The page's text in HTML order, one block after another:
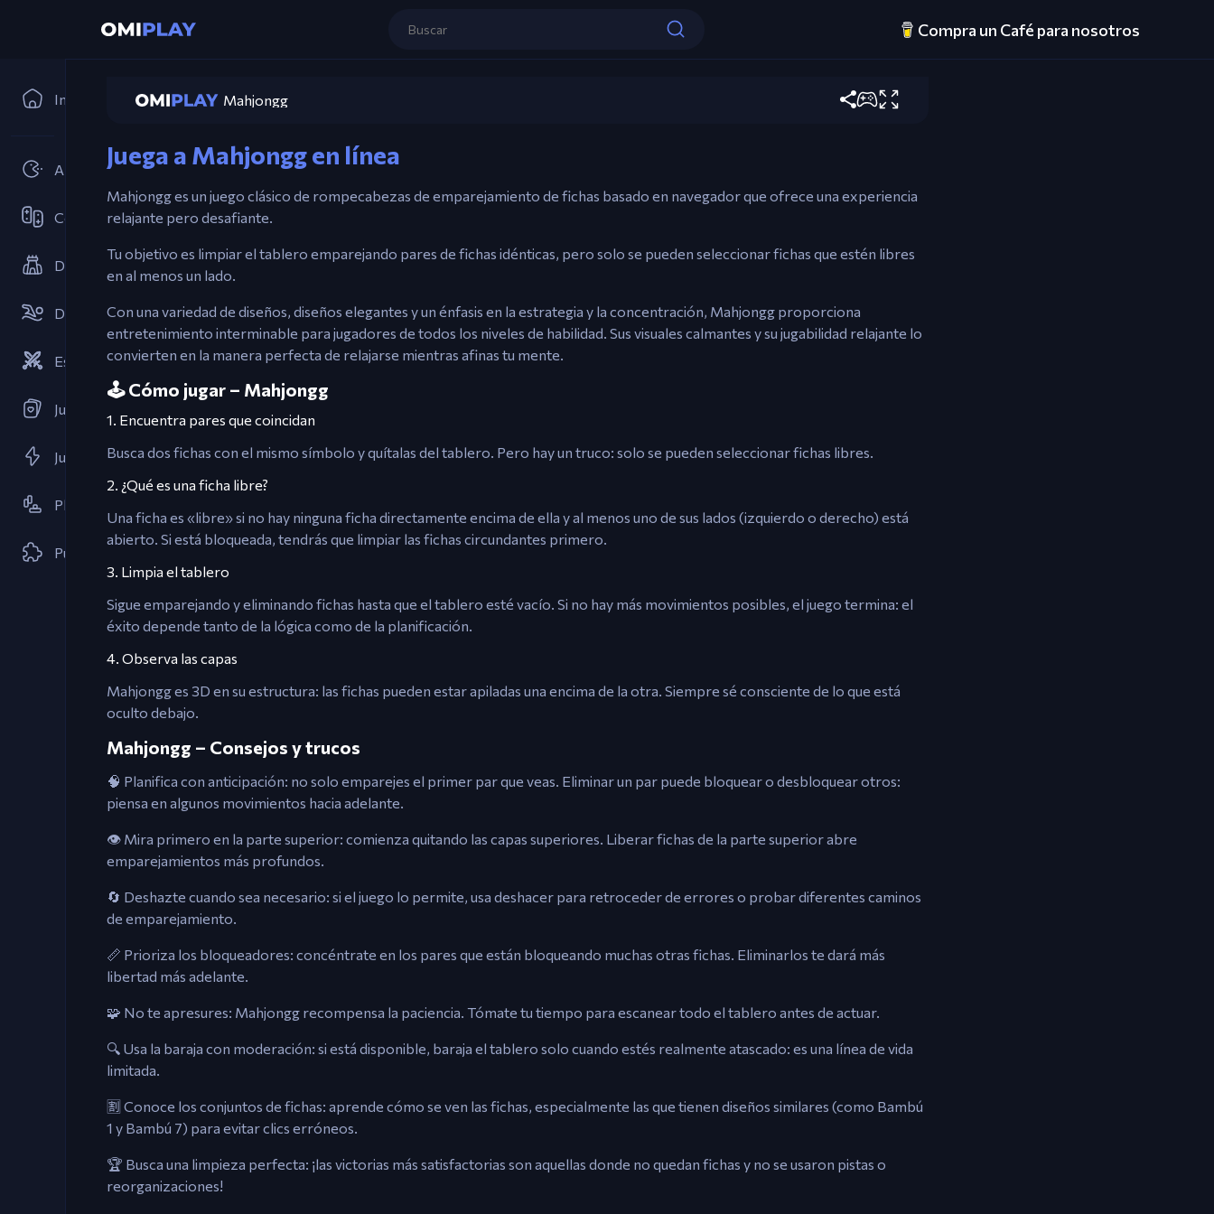
Compra un Café para nosotros
Inicio
Arcades
Cooperativo
Defensa de Torres
Deportes
Estrategias
Juegos de Cartas
Juegos Flash
Plataforma
Puzzle
Mahjongg
Juega a Mahjongg en línea
Mahjongg es un juego clásico de rompecabezas de emparejamiento de fichas basado en navegador que ofrece una experiencia
relajante pero desafiante.
Tu objetivo es limpiar el tablero emparejando pares de fichas idénticas, pero solo se pueden seleccionar fichas que estén libres
en al menos un lado.
Con una variedad de diseños, diseños elegantes y un énfasis en la estrategia y la concentración, Mahjongg proporciona
entretenimiento interminable para jugadores de todos los niveles de habilidad. Sus visuales calmantes y su jugabilidad relajante lo
convierten en la manera perfecta de relajarse mientras afinas tu mente.
🕹️ Cómo jugar – Mahjongg
1. Encuentra pares que coincidan
Busca dos fichas con el mismo símbolo y quítalas del tablero. Pero hay un truco: solo se pueden seleccionar fichas libres.
2. ¿Qué es una ficha libre?
Una ficha es «libre» si no hay ninguna ficha directamente encima de ella y al menos uno de sus lados (izquierdo o derecho) está
abierto. Si está bloqueada, tendrás que limpiar las fichas circundantes primero.
3. Limpia el tablero
Sigue emparejando y eliminando fichas hasta que el tablero esté vacío. Si no hay más movimientos posibles, el juego termina: el
éxito depende tanto de la lógica como de la planificación.
4. Observa las capas
Mahjongg es 3D en su estructura: las fichas pueden estar apiladas una encima de la otra. Siempre sé consciente de lo que está
oculto debajo.
Mahjongg – Consejos y trucos
🧠 Planifica con anticipación: no solo emparejes el primer par que veas. Eliminar un par puede bloquear o desbloquear otros:
piensa en algunos movimientos hacia adelante.
👁️ Mira primero en la parte superior: comienza quitando las capas superiores. Liberar fichas de la parte superior abre
emparejamientos más profundos.
🔄 Deshazte cuando sea necesario: si el juego lo permite, usa deshacer para retroceder de errores o probar diferentes caminos
de emparejamiento.
📏 Prioriza los bloqueadores: concéntrate en los pares que están bloqueando muchas otras fichas. Eliminarlos te dará más
libertad más adelante.
🧩 No te apresures: Mahjongg recompensa la paciencia. Tómate tu tiempo para escanear todo el tablero antes de actuar.
🔍 Usa la baraja con moderación: si está disponible, baraja el tablero solo cuando estés realmente atascado: es una línea de vida
limitada.
🈹 Conoce los conjuntos de fichas: aprende cómo se ven las fichas, especialmente las que tienen diseños similares (como Bambú
1 y Bambú 7) para evitar clics erróneos.
🏆 Busca una limpieza perfecta: ¡las victorias más satisfactorias son aquellas donde no quedan fichas y no se usaron pistas o
reorganizaciones!